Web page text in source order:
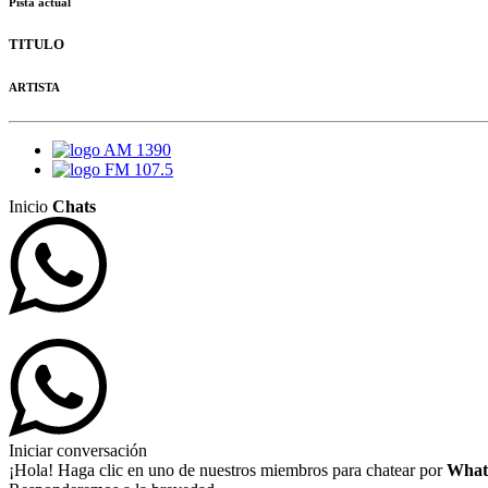
TITULO
ARTISTA
AM 1390
FM 107.5
Inicio Chats
Iniciar conversación
¡Hola! Haga clic en uno de nuestros miembros para chatear por